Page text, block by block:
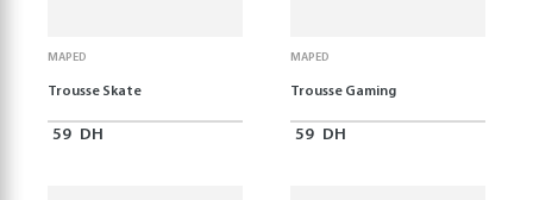
MAPED
Trousse Skate
59 DH
MAPED
Trousse Gaming
59 DH